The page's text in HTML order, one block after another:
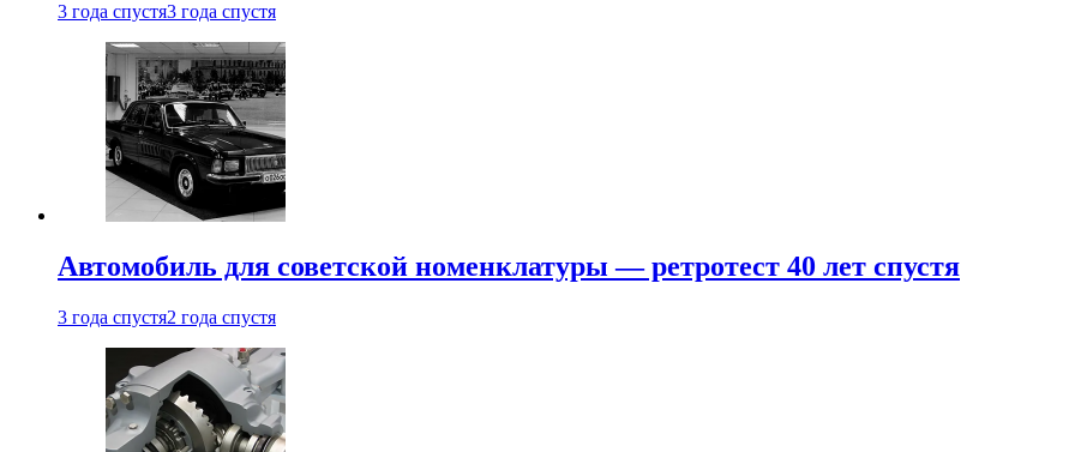
3 года спустя3 года спустя
Автомобиль для советской номенклатуры — ретротест 40 лет спустя
3 года спустя2 года спустя